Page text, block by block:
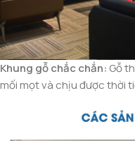
Khung gỗ chắc chắn: Gỗ
mối mọt và chịu được thời